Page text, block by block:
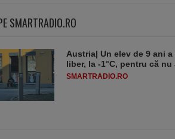
SMARTRADIO.RO
Austria| Un elev de 9 ani
liber, la -1°C, pentru că nu
SMARTRADIO.RO